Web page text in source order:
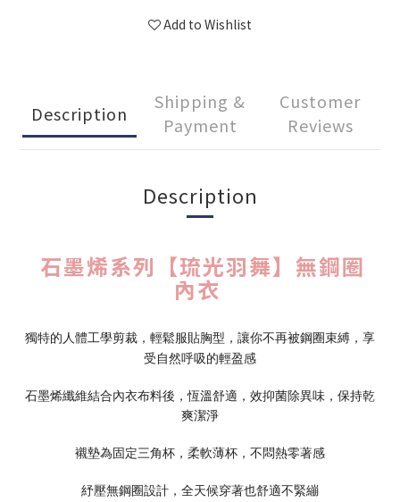
Add to Wishlist
Description
Shipping &
Payment
Customer
Reviews
Description
石墨烯系列【琉光羽舞】無鋼圈
內衣
獨特的人體工學剪裁，輕鬆服貼胸型，讓你不再被鋼圈束縛，享
受自然呼吸的輕盈感
石墨烯纖維結合內衣布料後，恆溫舒適，效抑菌除異味，保持乾
爽潔淨
襯墊為固定三角杯，柔軟薄杯，不悶熱零著感
紓壓無鋼圈設計，全天候穿著也舒適不緊繃